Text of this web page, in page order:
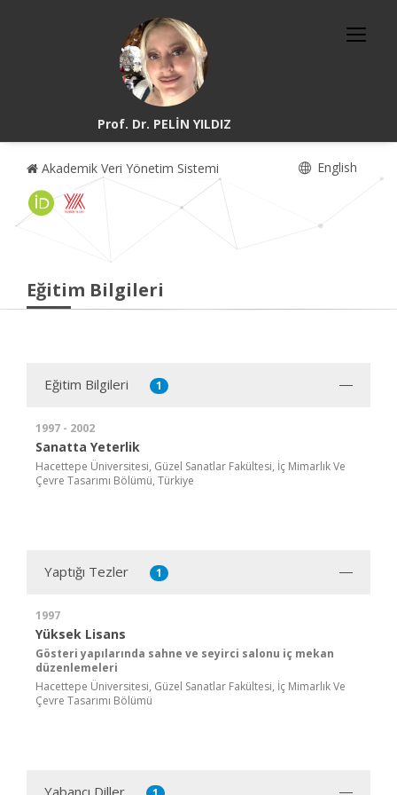
Prof. Dr. PELİN YILDIZ
Akademik Veri Yönetim Sistemi English
Eğitim Bilgileri
Eğitim Bilgileri 1
1997 - 2002
Sanatta Yeterlik
Hacettepe Üniversitesi, Güzel Sanatlar Fakültesi, İç Mimarlık Ve
Çevre Tasarımı Bölümü, Türkiye
Yaptığı Tezler 1
1997
Yüksek Lisans
Gösteri yapılarında sahne ve seyirci salonu iç mekan
düzenlemeleri
Hacettepe Üniversitesi, Güzel Sanatlar Fakültesi, İç Mimarlık Ve
Çevre Tasarımı Bölümü
Yabancı Diller